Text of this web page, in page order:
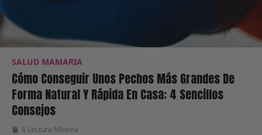
SALUD MAMARIA
Cómo Conseguir Unos Pechos Más Grandes De
Forma Natural Y Rápida En Casa: 4 Sencillos
Consejos
8 Lectura Mínima